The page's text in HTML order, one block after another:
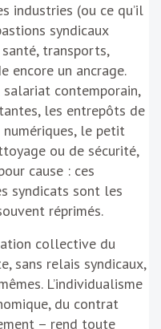
industries (ou ce qu’il
syndicaux
transports,
encore un ancrage.
contemporain,
les entrepôts de
le petit
ou de sécurité,
cause : ces
syndicats sont les
réprimés.
collective du
sans relais syndicaux,
L’individualisme
du contrat
– rend toute